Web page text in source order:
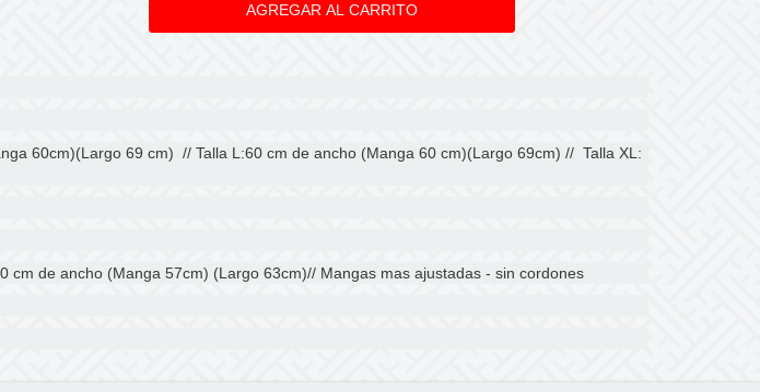
60cm)(Largo 69 cm) // Talla L:60 cm de ancho (Manga 60 cm)(Largo 69cm) // Talla XL:
de ancho (Manga 57cm) (Largo 63cm)// Mangas mas ajustadas - sin cordones